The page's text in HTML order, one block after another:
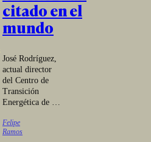
citado en el
mundo
José Rodríguez,
actual director
del Centro de
Transición
Energética de la
Sebastián, y ex
rector de la
Felipe
Ramos